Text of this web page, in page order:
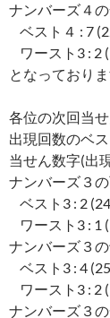
ナンバーズ４
ベスト４ : 7
ワースト3 : 2
となっておりま
各位の次回当
出現回数のベ
当せん数字(出
ナンバーズ３
ベスト3 : 2
ワースト3 : 1
ナンバーズ３
ベスト3 : 4
ワースト3 : 2
ナンバーズ３